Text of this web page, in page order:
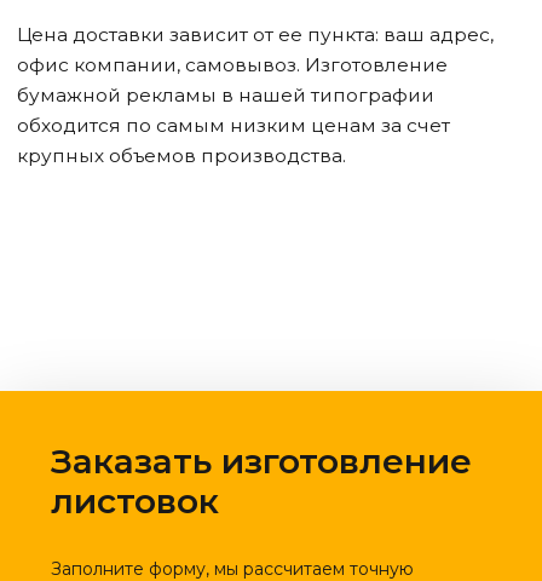
Цена доставки зависит от ее пункта: ваш адрес,
офис компании, самовывоз. Изготовление
бумажной рекламы в нашей типографии
обходится по самым низким ценам за счет
крупных объемов производства.
Заказать изготовление
листовок
Заполните форму, мы рассчитаем точную